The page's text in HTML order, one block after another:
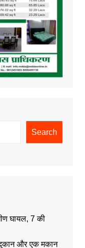
Search
घायल, 7 की
दुकान और एक मकान